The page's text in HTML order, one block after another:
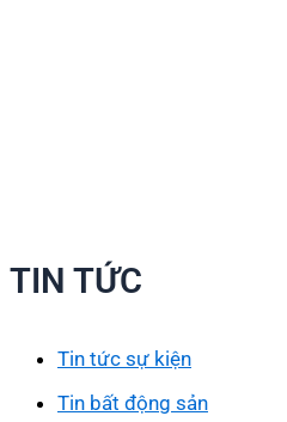
TIN TỨC
Tin tức sự kiện
Tin bất động sản